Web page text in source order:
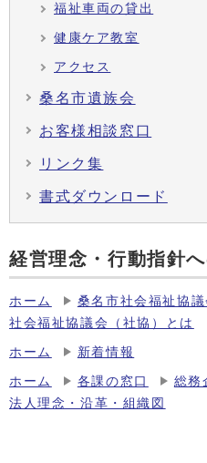
福祉車両の貸出
健康ケア教室
アクセス
桑名市遺族会
お客様相談窓口
リンク集
書式ダウンロード
経営理念・行動指針
ホーム
桑名市社会福祉協
社会福祉協議会（社協）とは
ホーム 新着情報
ホーム 各課の窓口
総務
法人理念・沿革・組織図